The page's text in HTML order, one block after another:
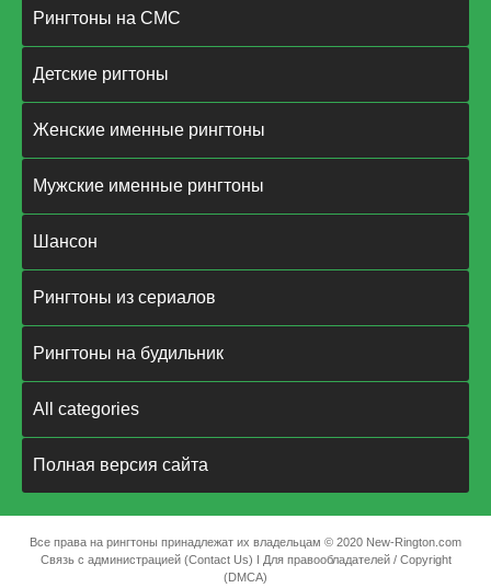
Рингтоны на СМС
Детские ригтоны
Женские именные рингтоны
Мужские именные рингтоны
Шансон
Рингтоны из сериалов
Рингтоны на будильник
All categories
Полная версия сайта
Все права на рингтоны принадлежат их владельцам © 2020 New-Rington.com
Связь с администрацией (Contact Us)
Для правообладателей / Copyright
(DMCA)